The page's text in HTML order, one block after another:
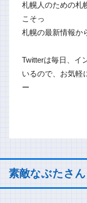
札幌人のための札
こそっ
札幌の最新情報か
Twitterは毎日、イ
いるので、お気軽
ー
素敵なぶたさ